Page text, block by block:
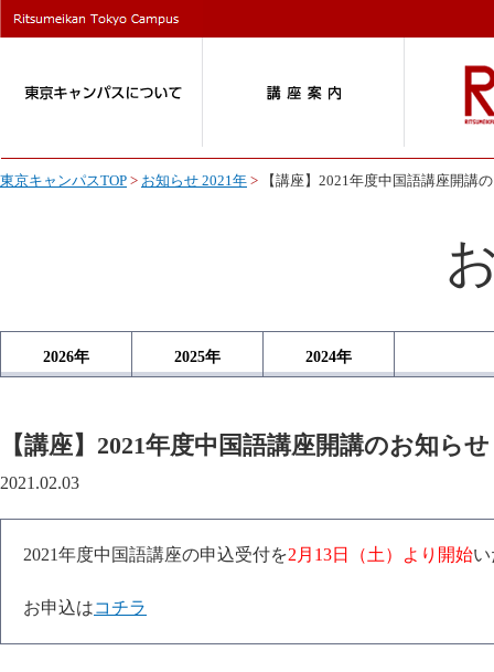
東京キャンパスTOP > お知らせ 2021年 > 【講座】2021年度中国語講座開講
2026年 2025年 2024年
【講座】2021年度中国語講座開講のお知らせ
2021.02.03
2021年度中国語講座の申込受付を2月13日（土）より開始
お申込はコチラ